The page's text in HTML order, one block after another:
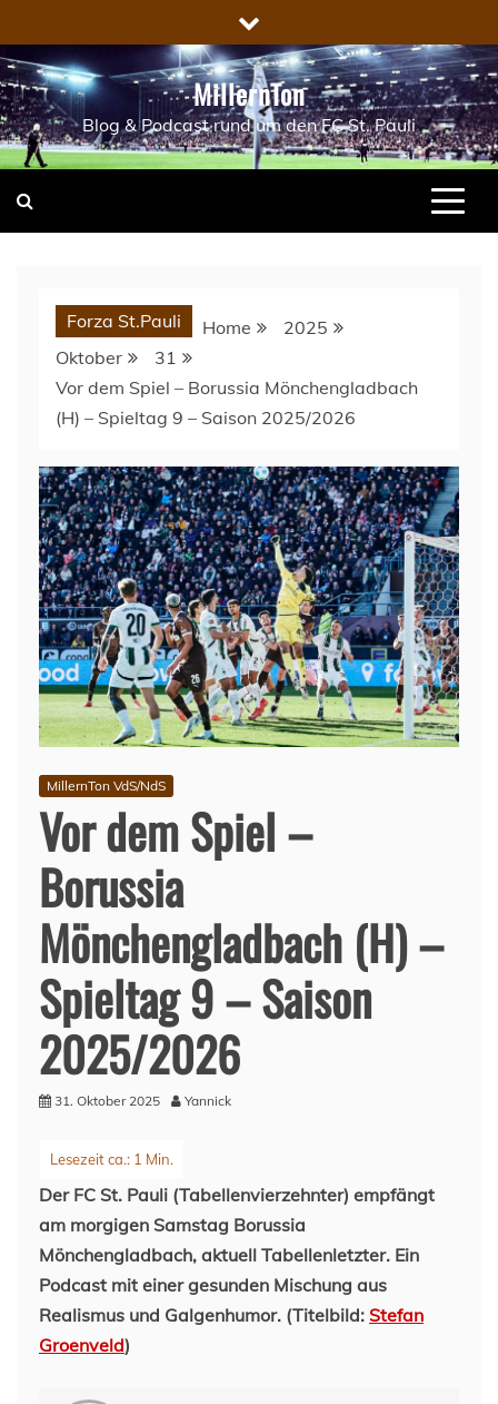
to
content
MillernTon
Blog & Podcast rund um den FC St. Pauli
Forza St.Pauli Home
2025
Oktober
31
Vor dem Spiel – Borussia Mönchengladbach
(H) – Spieltag 9 – Saison 2025/2026
MillernTon VdS/NdS
Vor dem Spiel –
Borussia
Mönchengladbach (H) –
Spieltag 9 – Saison
2025/2026
31. Oktober 2025 Yannick
Der FC St. Pauli (Tabellenvierzehnter) empfängt
am morgigen Samstag Borussia
Mönchengladbach, aktuell Tabellenletzter. Ein
Podcast mit einer gesunden Mischung aus
Realismus und Galgenhumor. (Titelbild: Stefan
Groenveld)